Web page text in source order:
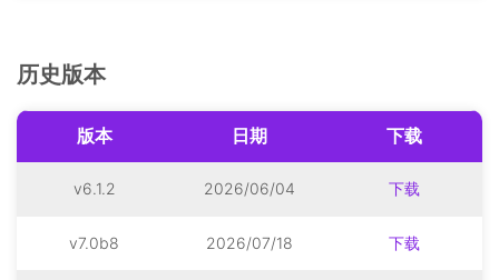
历史版本
版本 日期 下载
v6.1.2 2026/06/04 下载
v7.0b8 2026/07/18 下载